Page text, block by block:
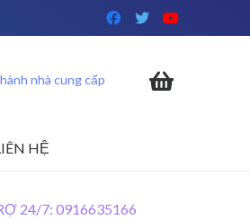
nhà cung cấp
HỆ
24/7: 0916635166